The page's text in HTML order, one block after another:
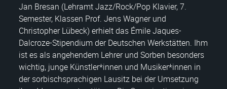
Jan Bresan (Lehramt Jazz/Rock/Pop Klavier, 7.
Semester, Klassen Prof. Jens Wagner und
Christopher Lübeck) erhielt das Émile Jaques-
Dalcroze-Stipendium der Deutschen Werkstätten. Ihm
ist es als angehendem Lehrer und Sorben besonders
wichtig, junge Künstler*innen und Musiker*innen in
der sorbischsprachigen Lausitz bei der Umsetzung